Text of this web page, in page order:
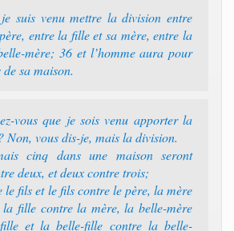
suis venu mettre la division entre
entre la fille et sa mère, entre la
mère; 36 et l’homme aura pour
de sa maison.
vous que je sois venu apporter la
Non, vous dis-je, mais la division.
cinq dans une maison seront
deux, et deux contre trois;
le fils et le fils contre le père, la mère
fille contre la mère, la belle-mère
et la belle-fille contre la belle-